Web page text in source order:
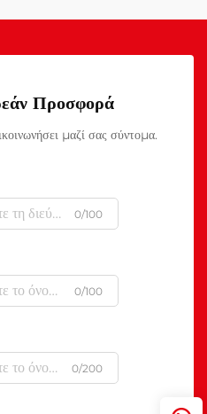
Προσφορά
μαζί σας σύντομα.
0/100
0/100
0/200